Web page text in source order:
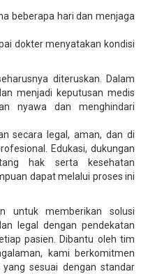
beberapa hari dan menjaga
dokter menyatakan kondisi
diteruskan. Dalam
menjadi keputusan medis
nyawa dan menghindari
secara legal, aman, dan di
Edukasi, dukungan
hak serta kesehatan
dapat melalui proses ini
untuk memberikan solusi
legal dengan pendekatan
pasien. Dibantu oleh tim
kami berkomitmen
sesuai dengan standar